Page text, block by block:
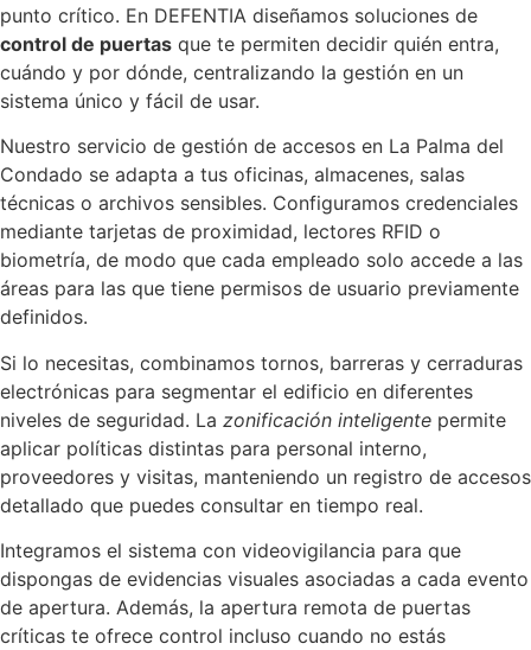
punto crítico. En DEFENTIA diseñamos soluciones de
control de puertas que te permiten decidir quién entra,
cuándo y por dónde, centralizando la gestión en un
sistema único y fácil de usar.
Nuestro servicio de gestión de accesos en La Palma del
Condado se adapta a tus oficinas, almacenes, salas
técnicas o archivos sensibles. Configuramos credenciales
mediante tarjetas de proximidad, lectores RFID o
biometría, de modo que cada empleado solo accede a las
áreas para las que tiene permisos de usuario previamente
definidos.
Si lo necesitas, combinamos tornos, barreras y cerraduras
electrónicas para segmentar el edificio en diferentes
niveles de seguridad. La zonificación inteligente permite
aplicar políticas distintas para personal interno,
proveedores y visitas, manteniendo un registro de accesos
detallado que puedes consultar en tiempo real.
Integramos el sistema con videovigilancia para que
dispongas de evidencias visuales asociadas a cada evento
de apertura. Además, la apertura remota de puertas
críticas te ofrece control incluso cuando no estás